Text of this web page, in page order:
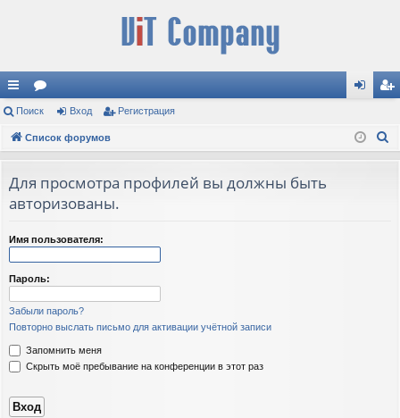
с
ы
и
ор
ум д ис
Поиск Вход Регистрация
Список форумов
Для просмотра профилей вы должны быть
авторизованы.
Имя пользователя:
Пароль:
Забыли пароль?
Повторно выслать письмо для активации учётной записи
Запомнить меня
Скрыть моё пребывание на конференции в этот раз